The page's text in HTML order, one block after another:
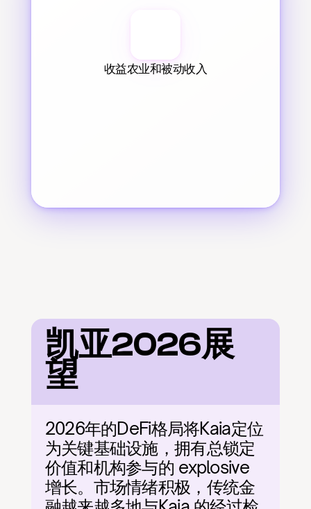
收益农业和被动收入
凯亚2026展
望
2026年的DeFi格局将Kaia定位
为关键基础设施，拥有总锁定
价值和机构参与的 explosive
增长。市场情绪积极，传统金